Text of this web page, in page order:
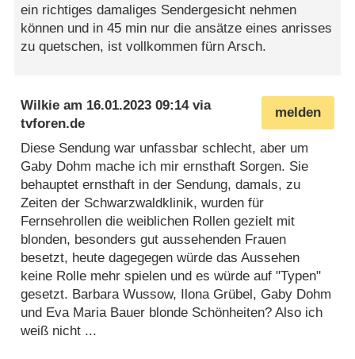
ein richtiges damaliges Sendergesicht nehmen
können und in 45 min nur die ansätze eines anrisses
zu quetschen, ist vollkommen fürn Arsch.
melden
Wilkie am 16.01.2023 09:14via
tvforen.de
Diese Sendung war unfassbar schlecht, aber um
Gaby Dohm mache ich mir ernsthaft Sorgen. Sie
behauptet ernsthaft in der Sendung, damals, zu
Zeiten der Schwarzwaldklinik, wurden für
Fernsehrollen die weiblichen Rollen gezielt mit
blonden, besonders gut aussehenden Frauen
besetzt, heute dagegegen würde das Aussehen
keine Rolle mehr spielen und es würde auf "Typen"
gesetzt. Barbara Wussow, Ilona Grübel, Gaby Dohm
und Eva Maria Bauer blonde Schönheiten? Also ich
weiß nicht ...